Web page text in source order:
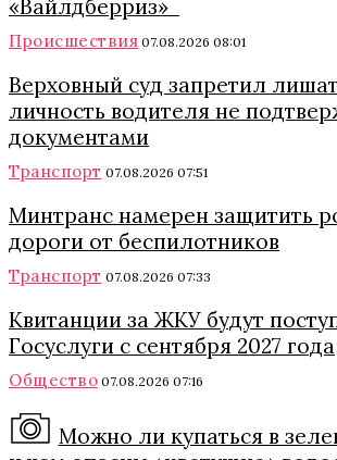
«Вайлдберриз»
Происшествия 07.08.2026 08:01
Верховный суд запретил
личность водителя не
документами
Транспорт 07.08.2026 07:51
Минтранс намерен защитить
дороги от беспилотников
Транспорт 07.08.2026 07:33
Квитанции за ЖКУ будут
Госуслуги с сентября 2027 года
Общество 07.08.2026 07:16
Можно ли купаться в